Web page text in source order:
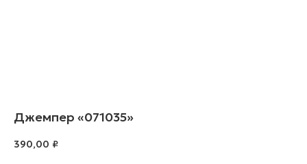
Джемпер «071035»
390,00 ₽